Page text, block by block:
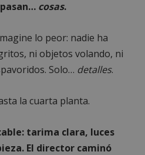
cosas.
lo peor: nadie ha
ni objetos volando, ni
Solo… detalles.
la cuarta planta.
tarima clara, luces
El director caminó